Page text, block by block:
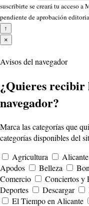
suscribirte se creará tu acceso
pendiente de aprobación
↑
×
Avisos del navegador
¿Quieres recibir
navegador?
Marca las categorías que
categorías disponibles del
Agricultura
Apodos
Belleza
Comercio
Conciertos y
Deportes
Descargar
El Tiempo en Alicante